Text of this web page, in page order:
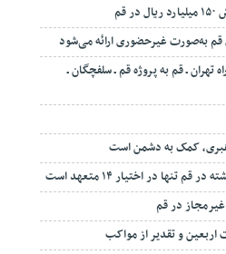
تهران ـ قم به پروژه قم ـ سلفچگان ـ
کمک به دشمن است
در قم
اربعین و تقدیر از مواکب